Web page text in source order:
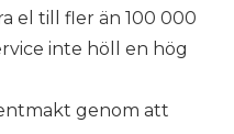
el till fler än 100 000
inte höll en hög
genom att